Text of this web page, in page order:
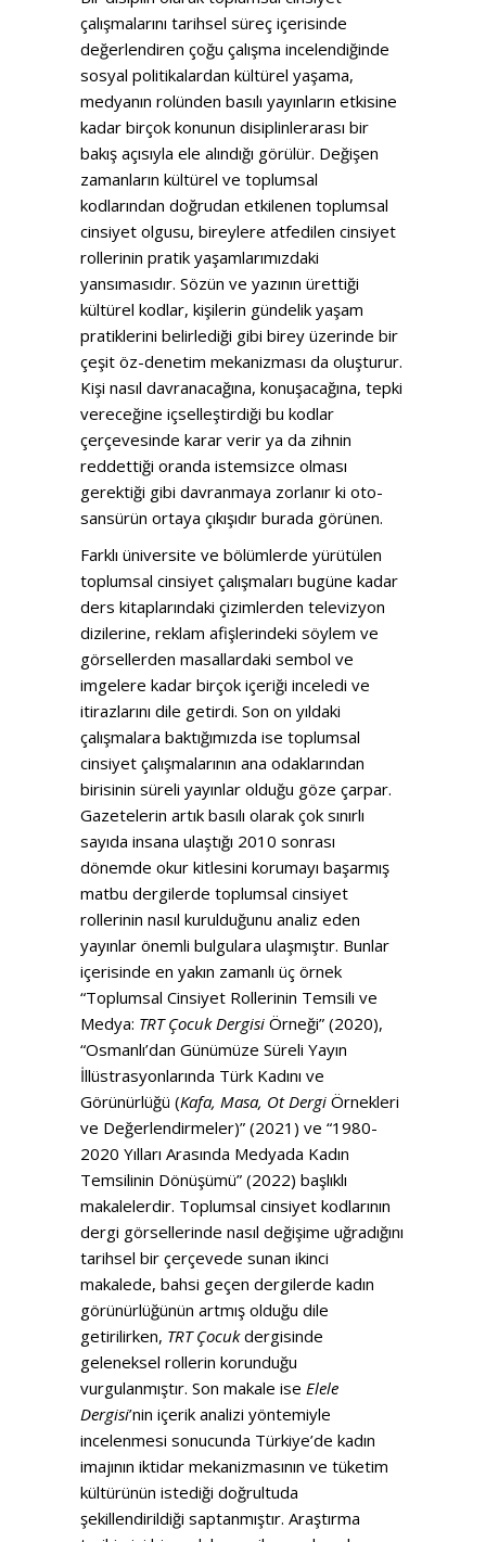
çalışmalarını tarihsel süreç içerisinde
değerlendiren çoğu çalışma incelendiğinde
sosyal politikalardan kültürel yaşama,
medyanın rolünden basılı yayınların etkisine
kadar birçok konunun disiplinlerarası bir
bakış açısıyla ele alındığı görülür. Değişen
zamanların kültürel ve toplumsal
kodlarından doğrudan etkilenen toplumsal
cinsiyet olgusu, bireylere atfedilen cinsiyet
rollerinin pratik yaşamlarımızdaki
yansımasıdır. Sözün ve yazının ürettiği
kültürel kodlar, kişilerin gündelik yaşam
pratiklerini belirlediği gibi birey üzerinde bir
çeşit öz-denetim mekanizması da oluşturur.
Kişi nasıl davranacağına, konuşacağına, tepki
vereceğine içselleştirdiği bu kodlar
çerçevesinde karar verir ya da zihnin
reddettiği oranda istemsizce olması
gerektiği gibi davranmaya zorlanır ki oto-
sansürün ortaya çıkışıdır burada görünen.
Farklı üniversite ve bölümlerde yürütülen
toplumsal cinsiyet çalışmaları bugüne kadar
ders kitaplarındaki çizimlerden televizyon
dizilerine, reklam afişlerindeki söylem ve
görsellerden masallardaki sembol ve
imgelere kadar birçok içeriği inceledi ve
itirazlarını dile getirdi. Son on yıldaki
çalışmalara baktığımızda ise toplumsal
cinsiyet çalışmalarının ana odaklarından
birisinin süreli yayınlar olduğu göze çarpar.
Gazetelerin artık basılı olarak çok sınırlı
sayıda insana ulaştığı 2010 sonrası
dönemde okur kitlesini korumayı başarmış
matbu dergilerde toplumsal cinsiyet
rollerinin nasıl kurulduğunu analiz eden
yayınlar önemli bulgulara ulaşmıştır. Bunlar
içerisinde en yakın zamanlı üç örnek
“Toplumsal Cinsiyet Rollerinin Temsili ve
Medya: TRT Çocuk Dergisi Örneği” (2020),
“Osmanlı’dan Günümüze Süreli Yayın
İllüstrasyonlarında Türk Kadını ve
Görünürlüğü (Kafa, Masa, Ot Dergi Örnekleri
ve Değerlendirmeler)” (2021) ve “1980-
2020 Yılları Arasında Medyada Kadın
Temsilinin Dönüşümü” (2022) başlıklı
makalelerdir. Toplumsal cinsiyet kodlarının
dergi görsellerinde nasıl değişime uğradığını
tarihsel bir çerçevede sunan ikinci
makalede, bahsi geçen dergilerde kadın
görünürlüğünün artmış olduğu dile
getirilirken, TRT Çocukdergisinde
geleneksel rollerin korunduğu
vurgulanmıştır. Son makale ise Elele
Dergisi’nin içerik analizi yöntemiyle
incelenmesi sonucunda Türkiye’de kadın
imajının iktidar mekanizmasının ve tüketim
kültürünün istediği doğrultuda
şekillendirildiği saptanmıştır. Araştırma